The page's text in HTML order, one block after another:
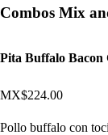
Combos Mix
Pita Buffalo Bacon
MX$224.00
Pollo buffalo con